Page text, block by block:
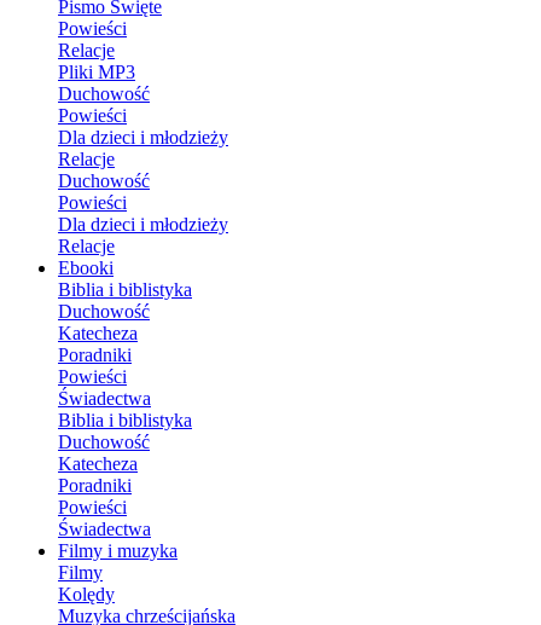
Pismo Święte
Powieści
Relacje
Pliki MP3
Duchowość
Powieści
Dla dzieci i młodzieży
Relacje
Duchowość
Powieści
Dla dzieci i młodzieży
Relacje
Ebooki
Biblia i biblistyka
Duchowość
Katecheza
Poradniki
Powieści
Świadectwa
Biblia i biblistyka
Duchowość
Katecheza
Poradniki
Powieści
Świadectwa
Filmy i muzyka
Filmy
Kolędy
Muzyka chrześcijańska